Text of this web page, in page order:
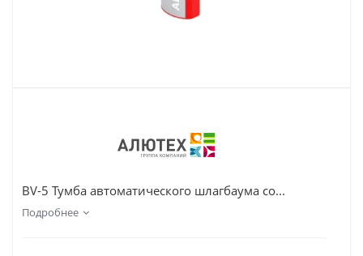
BV-5 Тумба автоматического шлагбаума со...
Подробнее